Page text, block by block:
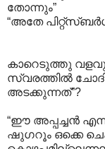
തോന്നും”
“അതേ
കാറെടുത്തു വളവു
സ്വരത്തിൽ
അടക്കുന്നത്”?
“ഈ അപ്പച്ചൻ
ഷുഗറൂം ഒക്കെ